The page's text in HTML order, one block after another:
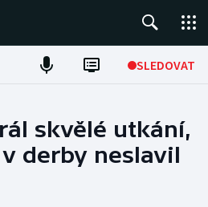
SLEDOVAT
skvělé utkání,
derby neslavil